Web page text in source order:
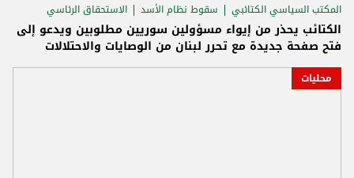
المكتب السياسي الكتائبي سقوط نظام الأسد الاستحقاق الرئاسي
الكتائب يحذر من إيواء مسؤولين سوريين مطلوبين ويدعو إلى
فتح صفحة جديدة مع تحرر لبنان من الوصايات والاحتلالات
محليات